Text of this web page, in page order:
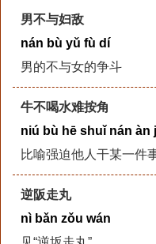
男不与妇敌
nán bù yǔ fù dí
男的不与女的争斗
牛不喝水难按角
niú bù hē shuǐ nán àn
比喻强迫他人干某一件
逆阪走丸
nì bǎn zǒu wán